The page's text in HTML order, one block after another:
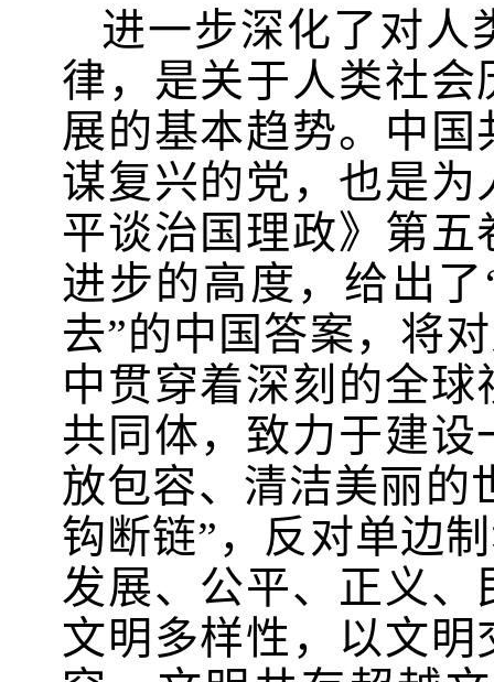
进一步深化了对人
律，是关于人类社
展的基本趋势。中
谋复兴的党，也是
平谈治国理政》第
进步的高度，给出
去”的中国答案，将
中贯穿着深刻的全
共同体，致力于建
放包容、清洁美丽的
钩断链”，反对单边
发展、公平、正义
文明多样性，以文